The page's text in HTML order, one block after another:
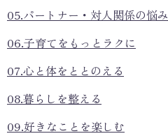
05.パートナー・対人関係の悩み
06.子育てをもっとラクに
07.心と体をととのえる
08.暮らしを整える
09.好きなことを楽しむ